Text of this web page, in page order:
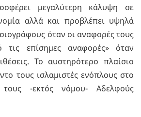
μεγαλύτερη κάλυψη σε
αλλά και προβλέπει υψηλά
όταν οι αναφορές τους
τις επίσημες αναφορές» όταν
Το αυστηρότερο πλαίσιο
τους ισλαμιστές ενόπλους στο
-εκτός νόμου- Αδελφούς